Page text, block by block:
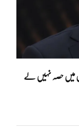
میں حصہ نہیں لے